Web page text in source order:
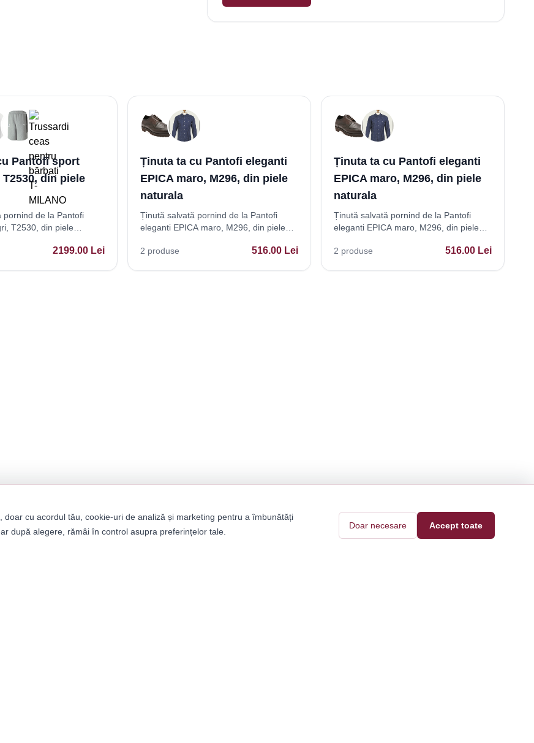
Pantofi sport
T2530, din piele
pornind de la Pantofi
T2530, din piele
2199.00 Lei
Ținuta ta cu Pantofi eleganti
EPICA maro, M296, din piele
naturala
Ținută salvată pornind de la Pantofi
eleganti EPICA maro, M296, din piele
2 produse 516.00 Lei
Ținuta ta cu Pantofi eleganti
EPICA maro, M296, din piele
naturala
Ținută salvată pornind de la Pantofi
eleganti EPICA maro, M296, din piele
2 produse 516.00 Lei
cu acordul tău, cookie-uri de analiză și marketing pentru a îmbunătăți
după alegere, rămâi în control asupra preferințelor tale.
Doar necesare Accept toate